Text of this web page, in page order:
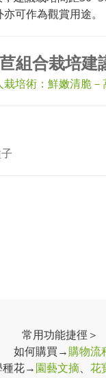
可作為觀賞用途。
組合栽培建
栽培術：鮮嫩清脆－
常用功能捷徑＞
如何購買→購物流
種花→園藝文摘、 花